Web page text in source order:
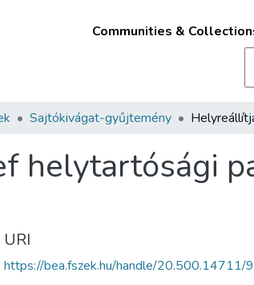
Communities &
Sajtókivágat-gyűjtemény
helytartósági
URI
https://bea.fszek.hu/handle/20.500.14711/